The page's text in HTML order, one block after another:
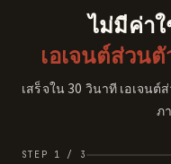
ไม่มีค่า
เอเจนต์ส่วนตั
เสร็จใน 30 วินาที เอเจน
ภ
STEP 1 / 3